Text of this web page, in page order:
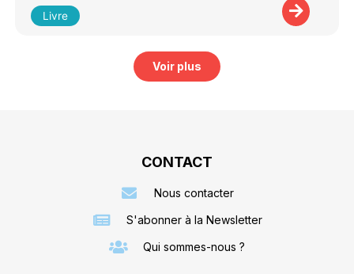
Livre
Voir plus
CONTACT
Nous contacter
S'abonner à la Newsletter
Qui sommes-nous ?